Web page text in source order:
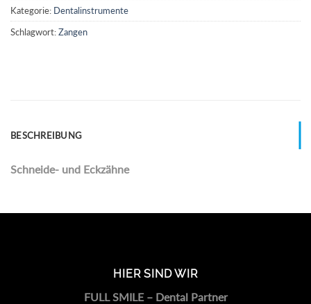
Kategorie: Dentalinstrumente
Schlagwort:Zangen
BESCHREIBUNG
Schneide- und Eckzähne
HIER SIND WIR
FULL SMILE – Dental Partner